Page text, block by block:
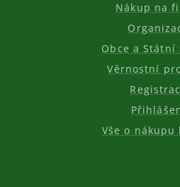
Nákup na
Obce a Státní
Věrnostní
Vše o nákupu